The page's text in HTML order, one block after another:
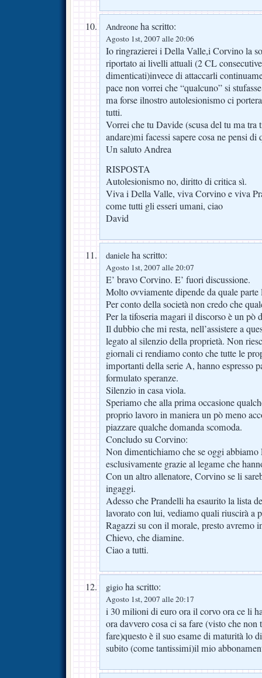
Andreone ha scritto:
Agosto 1st, 2007 alle 20:06
Io ringrazierei i Della Valle,i Corvino la
riportato ai livelli attuali (2 CL
dimenticati)invece di attaccarli
pace non vorrei che “qualcuno” si
ma forse ilnostro autolesionismo ci
tutti.
Vorrei che tu Davide (scusa del tu ma tra
andare)mi facessi sapere cosa ne pensi
Un saluto Andrea
RISPOSTA
Autolesionismo no, diritto di critica sì.
Viva i Della Valle, viva Corvino e viva
come tutti gli esseri umani, ciao
David
daniele ha scritto:
Agosto 1st, 2007 alle 20:07
E’ bravo Corvino. E’ fuori discussione.
Molto ovviamente dipende da quale
Per conto della società non credo che
Per la tifoseria magari il discorso è un pò
Il dubbio che mi resta, nell’assistere a
legato al silenzio della proprietà. Non
giornali ci rendiamo conto che tutte le
importanti della serie A, hanno espresso
formulato speranze.
Silenzio in casa viola.
Speriamo che alla prima occasione
proprio lavoro in maniera un pò meno
piazzare qualche domanda scomoda.
Concludo su Corvino:
Non dimentichiamo che se oggi abbiamo
esclusivamente grazie al legame che
Con un altro allenatore, Corvino se li
ingaggi.
Adesso che Prandelli ha esaurito la lista
lavorato con lui, vediamo quali riuscirà a
Ragazzi su con il morale, presto avremo
Chievo, che diamine.
Ciao a tutti.
gigio ha scritto:
Agosto 1st, 2007 alle 20:17
i 30 milioni di euro ora il corvo ora ce li
ora davvero cosa ci sa fare (visto che
fare)questo è il suo esame di maturità lo
subito (come tantissimi)il mio